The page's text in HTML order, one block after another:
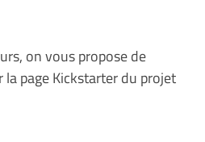
on vous propose de
page Kickstarter du projet